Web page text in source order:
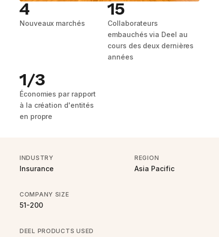
4
Nouveaux marchés
15
Collaborateurs
embauchés via Deel au
cours des deux dernières
années
1/3
Économies par rapport
à la création d'entités
en propre
INDUSTRY
Insurance
REGION
Asia Pacific
COMPANY SIZE
51-200
DEEL PRODUCTS USED